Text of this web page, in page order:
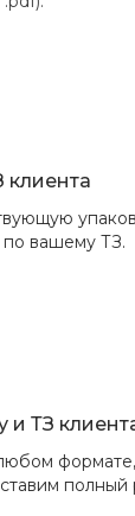
вашему ТЗ.
и ТЗ
полный